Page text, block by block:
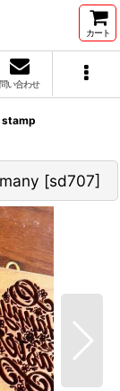
カート
問い合わせ
stamp
[sd707]